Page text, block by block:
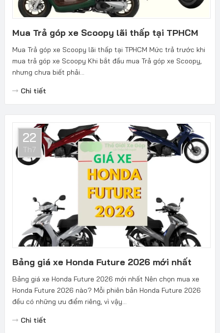
Mua Trả góp xe Scoopy lãi thấp tại TPHCM
Mua Trả góp xe Scoopy lãi thấp tại TPHCM Mức trả trước khi
mua trả góp xe Scoopy Khi bắt đầu mua Trả góp xe Scoopy,
nhưng chưa biết phải...
Chi tiết
22
Th7
Bảng giá xe Honda Future 2026 mới nhất
Bảng giá xe Honda Future 2026 mới nhất Nên chọn mua xe
Honda Future 2026 nào? Mỗi phiên bản Honda Future 2026
đều có những ưu điểm riêng, vì vậy...
Chi tiết